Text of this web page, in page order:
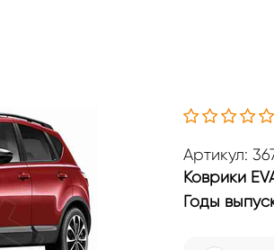
Артикул:
Коврики
Годы